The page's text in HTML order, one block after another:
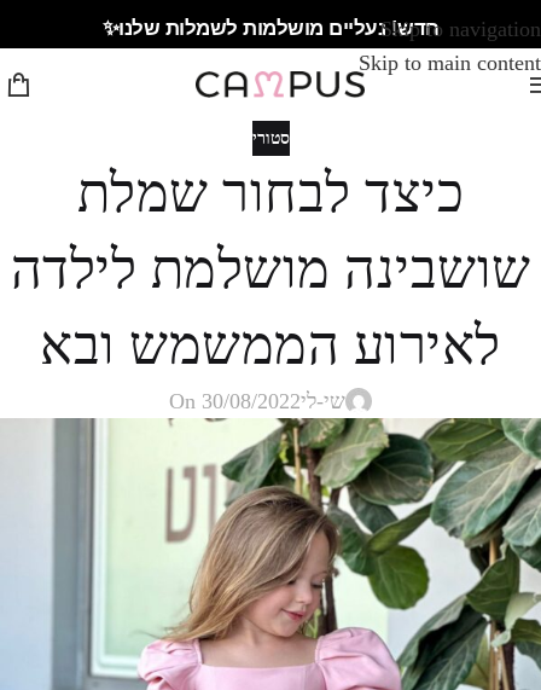
Skip to navigation
Skip to main content
חדש! נעליים מושלמות לשמלות שלנו✨
סטורי
כיצד לבחור שמלת
שושבינה מושלמת לילדה
לאירוע הממשמש ובא
שי-ליOn 30/08/2022